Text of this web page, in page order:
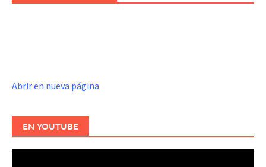
Abrir en nueva página
EN YOUTUBE